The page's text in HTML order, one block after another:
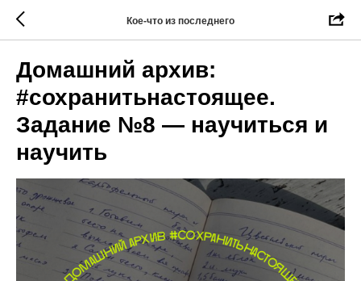
Кое-что из последнего
Домашний архив:
#сохранитьнастоящее.
Задание №8 — научиться и
научить